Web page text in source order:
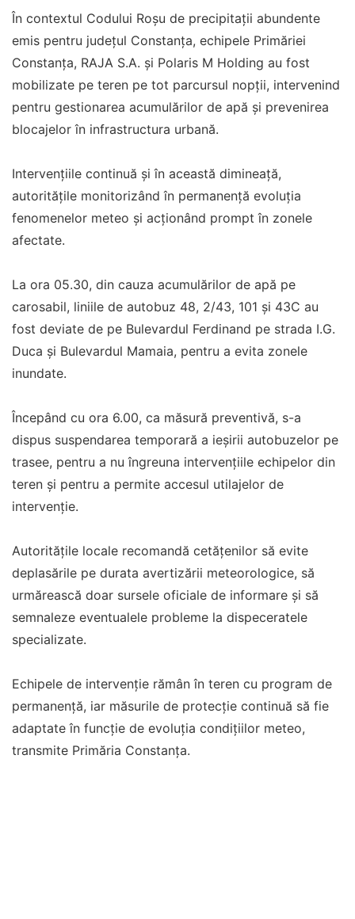
În contextul Codului Roșu de precipitații abundente
emis pentru județul Constanța, echipele Primăriei
Constanța, RAJA S.A. și Polaris M Holding au fost
mobilizate pe teren pe tot parcursul nopții, intervenind
pentru gestionarea acumulărilor de apă și prevenirea
blocajelor în infrastructura urbană.
Intervențiile continuă și în această dimineață,
autoritățile monitorizând în permanență evoluția
fenomenelor meteo și acționând prompt în zonele
afectate.
La ora 05.30, din cauza acumulărilor de apă pe
carosabil, liniile de autobuz 48, 2/43, 101 și 43C au
fost deviate de pe Bulevardul Ferdinand pe strada I.G.
Duca și Bulevardul Mamaia, pentru a evita zonele
inundate.
Începând cu ora 6.00, ca măsură preventivă, s-a
dispus suspendarea temporară a ieșirii autobuzelor pe
trasee, pentru a nu îngreuna intervențiile echipelor din
teren și pentru a permite accesul utilajelor de
intervenție.
Autoritățile locale recomandă cetățenilor să evite
deplasările pe durata avertizării meteorologice, să
urmărească doar sursele oficiale de informare și să
semnaleze eventualele probleme la dispeceratele
specializate.
Echipele de intervenție rămân în teren cu program de
permanență, iar măsurile de protecție continuă să fie
adaptate în funcție de evoluția condițiilor meteo,
transmite Primăria Constanța.